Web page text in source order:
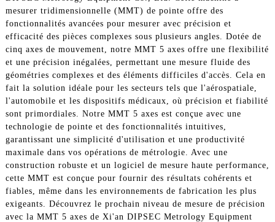
mesurer tridimensionnelle (MMT) de pointe offre des
fonctionnalités avancées pour mesurer avec précision et
efficacité des pièces complexes sous plusieurs angles. Dotée de
cinq axes de mouvement, notre MMT 5 axes offre une flexibilité
et une précision inégalées, permettant une mesure fluide des
géométries complexes et des éléments difficiles d'accès. Cela en
fait la solution idéale pour les secteurs tels que l'aérospatiale,
l'automobile et les dispositifs médicaux, où précision et fiabilité
sont primordiales. Notre MMT 5 axes est conçue avec une
technologie de pointe et des fonctionnalités intuitives,
garantissant une simplicité d'utilisation et une productivité
maximale dans vos opérations de métrologie. Avec une
construction robuste et un logiciel de mesure haute performance,
cette MMT est conçue pour fournir des résultats cohérents et
fiables, même dans les environnements de fabrication les plus
exigeants. Découvrez le prochain niveau de mesure de précision
avec la MMT 5 axes de Xi'an DIPSEC Metrology Equipment